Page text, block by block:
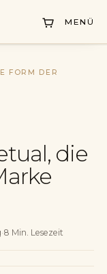
MENÜ
FORM DER
die
·8 Min. Lesezeit